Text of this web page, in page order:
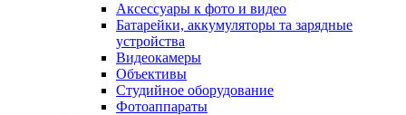
Аксессуары к фото и видео
Батарейки, аккумуляторы та зарядные
устройства
Видеокамеры
Объективы
Студийное оборудование
Фотоаппараты